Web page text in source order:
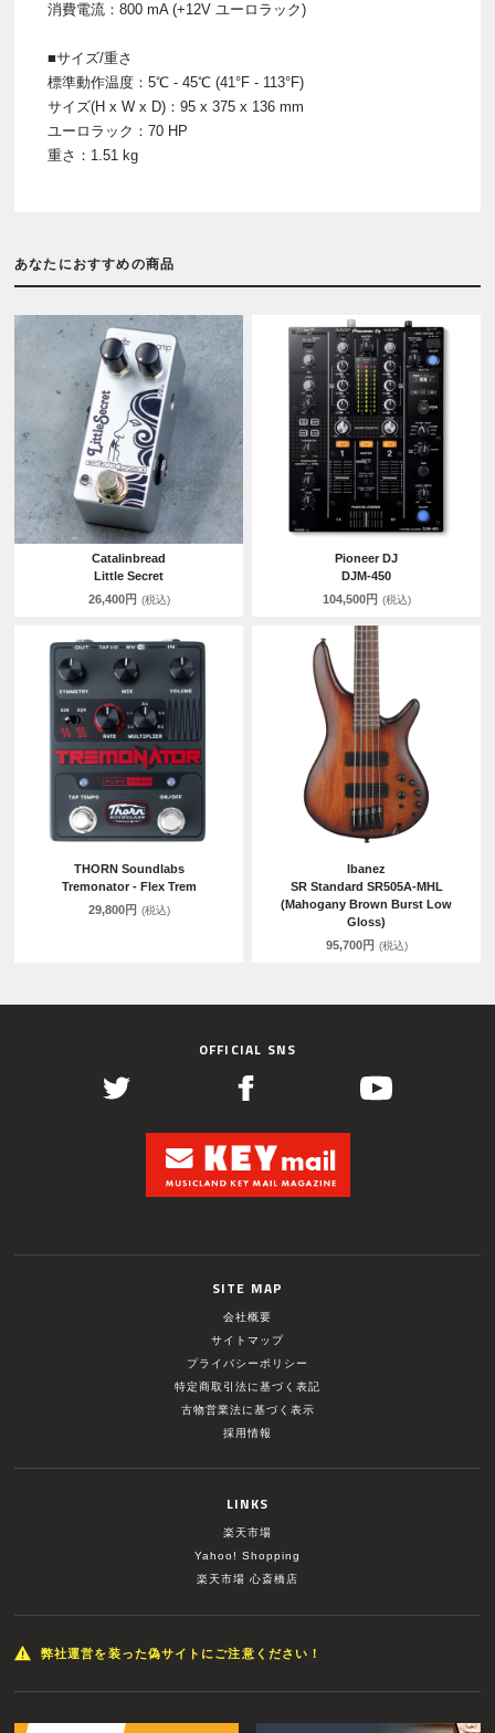
消費電流：800 mA (+12V ユーロラック)
■サイズ/重さ
標準動作温度：5℃ - 45℃ (41°F - 113°F)
サイズ(H x W x D)：95 x 375 x 136 mm
ユーロラック：70 HP
重さ：1.51 kg
あなたにおすすめの商品
Catalinbread
Little Secret
26,400円 (税込)
Pioneer DJ
DJM-450
104,500円 (税込)
THORN Soundlabs
Tremonator - Flex Trem
29,800円 (税込)
Ibanez
SR Standard SR505A-MHL
(Mahogany Brown Burst Low
Gloss)
95,700円 (税込)
OFFICIAL SNS
SITE MAP
会社概要
サイトマップ
プライバシーポリシー
特定商取引法に基づく表記
古物営業法に基づく表示
採用情報
LINKS
楽天市場
Yahoo! Shopping
楽天市場 心斎橋店
弊社運営を装った偽サイトにご注意ください！